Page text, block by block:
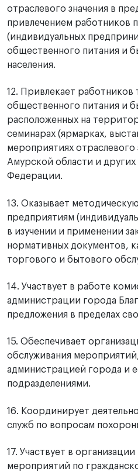
отраслевого значения в
привлечением работников
(индивидуальных
общественного питания и
населения.
12. Привлекает работников
общественного питания и
расположенных на
семинарах (ярмарках,
мероприятиях
Амурской области и
Федерации.
13. Оказывает
предприятиям
в изучении и применении
нормативных документов,
торгового и бытового
14. Участвует в работе
администрации города
предложения в пределах
15. Обеспечивает
обслуживания
администрацией города и
подразделениями.
16. Координирует
служб по вопросам
17. Участвует в
мероприятий по